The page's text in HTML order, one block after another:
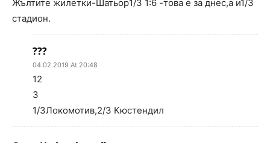
Жълтите жилетки-Шатьор1/3 1:6 -това е за днес,а и1/3
стадион.
???
04.02.2019 At 20:48
12
3
1/3Локомотив,2/3 Кюстендил